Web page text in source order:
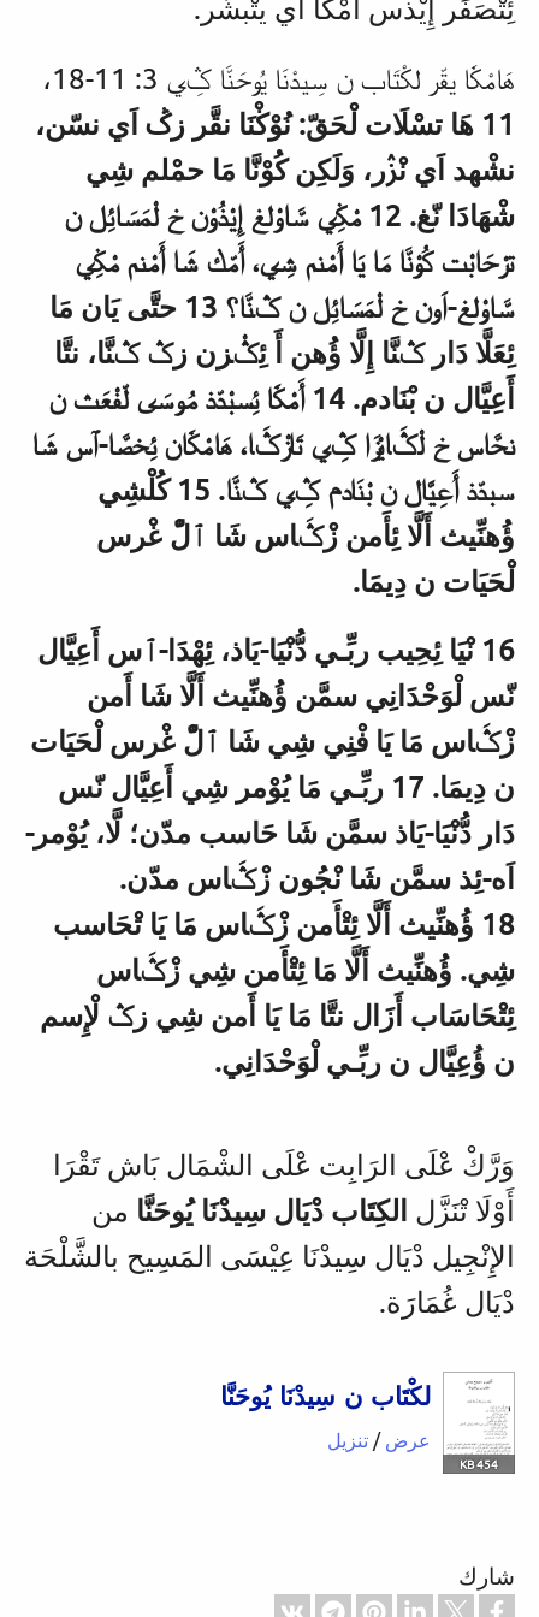
ئِتْصَفَر إِيْذس اَمْڬَا اَي يتْبشَّر.
هَامْڬَا يقّر لكْتَاب ن سِيدْنَا يُوحَنَّا ݣِي 3: 11-18،
11 هَا تسْلَات لْحَقّ: نُوْڬْنَا نقَّر زݣ اَي نسّن،
نشْهد اَي نْࢲر، وَلَكِن كُوْنَّا مَا حمْلم شِي
شْهَادَا نّغ. 12 مْڬِي سَّاوْلغ إِيْذُوْن خ لْمَسَائِل ن
ترْحَابْت كُوْنَّا مَا يَا أَمْنم شِي، أَمّڬ شَا أَمْنم مْڬِي
سَّاوْلغ-اَون خ لْمَسَائِل ن ݣنَّا؟ 13 حتَّى يَان مَا
ئِعَلَّا دَار ݣنَّا إِلَّا ؤُهن أَ ئِݣْزن زݣ ݣنَّا، نتَّا
أَعِيَّال ن بْنَادم. 14 أَمْڬَا ئِسبْدّذ مُوسَى لّفْعَث ن
نحَّاس خ لْݣَايْزَا ݣِي تَازْݣَا، هَامْڬَان ئِخصَّا-ٱس شَا
سبدّذ أَعِيَّال ن بْنَادم ݣِي ݣنَّا. 15 كُلْشِي
ؤُهنِّيث أَلَّا ئِأَمن زْݣَاس شَا ٱلّْ غْرس
لْحَيَات ن دِيمَا.
16 نْيَا ئِحِيب ربِّـي دُّنْيَا-يَاذ، ئِهْدَا-ٱس أَعِيَّال
نّس لْوَحْدَانِي سمَّن ؤُهنِّيث أَلَّا شَا أَمن
زْݣَاس مَا يَا فْنِي شِي شَا ٱلّْ غْرس لْحَيَات
ن دِيمَا. 17 ربِّـي مَا يُوْمر شِي أَعِيَّال نّس
دَار دُّنْيَا-يَاذ سمَّن شَا حَاسب مدّن؛ لَّا، يُوْمر-
اَه-ئِذ سمَّن شَا نْجُون زْݣَاس مدّن.
18 ؤُهنِّيث أَلَّا ئِتْأَمن زْݣَاس مَا يَا تْحَاسب
شِي. ؤُهنِّيث أَلَّا مَا ئِتْأَمن شِي زْݣَاس
ئِتْحَاسَاب أَزَال نتَّا مَا يَا أَمن شِي زݣ لْإِسم
ن ؤُعِيَّال ن ربِّـي لْوَحْدَانِي.
وَرَّكْ عْلَى الرَابِت عْلَى الشْمَال بَاش تَقْرَا
أَوْلَا تْنَزَّل الكِتَاب دْيَال سِيدْنَا يُوحَنَّا من
الإِنْجِيل دْيَال سِيدْنَا عِيْسَى المَسِيح بالشَّلْحَة
دْيَال غُمَارَة.
454 KB
لكْتَاب ن سِيدْنَا يُوحَنَّا
عرض / تنزيل
شارك